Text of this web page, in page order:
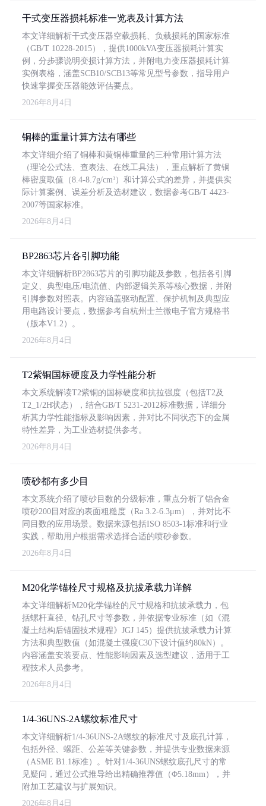
干式变压器损耗标准一览表及计算方法
本文详细解析干式变压器空载损耗、负载损耗的国家标准
（GB/T 10228-2015），提供1000kVA变压器损耗计算实
例，分步骤说明变损计算方法，并附电力变压器损耗计算
实例表格，涵盖SCB10/SCB13等常见型号参数，指导用户
快速掌握变压器能效评估要点。
2026年8月4日
铜棒的重量计算方法有哪些
本文详细介绍了铜棒和黄铜棒重量的三种常用计算方法
（理论公式法、查表法、在线工具法），重点解析了黄铜
棒密度取值（8.4-8.7g/cm³）和计算公式的差异，并提供实
际计算案例、误差分析及选材建议，数据参考GB/T 4423-
2007等国家标准。
2026年8月4日
BP2863芯片各引脚功能
本文详细解析BP2863芯片的引脚功能及参数，包括各引脚
定义、典型电压/电流值、内部逻辑关系等核心数据，并附
引脚参数对照表。内容涵盖驱动配置、保护机制及典型应
用电路设计要点，数据参考自杭州士兰微电子官方规格书
（版本V1.2）。
2026年8月4日
T2紫铜国标硬度及力学性能分析
本文系统解读T2紫铜的国标硬度和抗拉强度（包括T2及
T2_1/2H状态），结合GB/T 5231-2012标准数据，详细分
析其力学性能指标及影响因素，并对比不同状态下的金属
特性差异，为工业选材提供参考。
2026年8月4日
喷砂都有多少目
本文系统介绍了喷砂目数的分级标准，重点分析了铝合金
喷砂200目对应的表面粗糙度（Ra 3.2-6.3μm），并对比不
同目数的应用场景。数据来源包括ISO 8503-1标准和行业
实践，帮助用户根据需求选择合适的喷砂参数。
2026年8月4日
M20化学锚栓尺寸规格及抗拔承载力详解
本文详细解析M20化学锚栓的尺寸规格和抗拔承载力，包
括螺杆直径、钻孔尺寸等参数，并依据专业标准（如《混
凝土结构后锚固技术规程》JGJ 145）提供抗拔承载力计算
方法和典型数值（如混凝土强度C30下设计值约80kN）。
内容涵盖安装要点、性能影响因素及选型建议，适用于工
程技术人员参考。
2026年8月4日
1/4-36UNS-2A螺纹标准尺寸
本文详细解析1/4-36UNS-2A螺纹的标准尺寸及底孔计算，
包括外径、螺距、公差等关键参数，并提供专业数据来源
（ASME B1.1标准）。针对1/4-36UNS螺纹底孔尺寸的常
见疑问，通过公式推导给出精确推荐值（Φ5.18mm），并
附加工艺建议与扩展知识。
2026年8月4日